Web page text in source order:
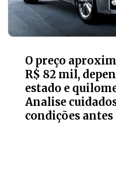
O preço
R$ 82 mil,
estado e
Analise
condições